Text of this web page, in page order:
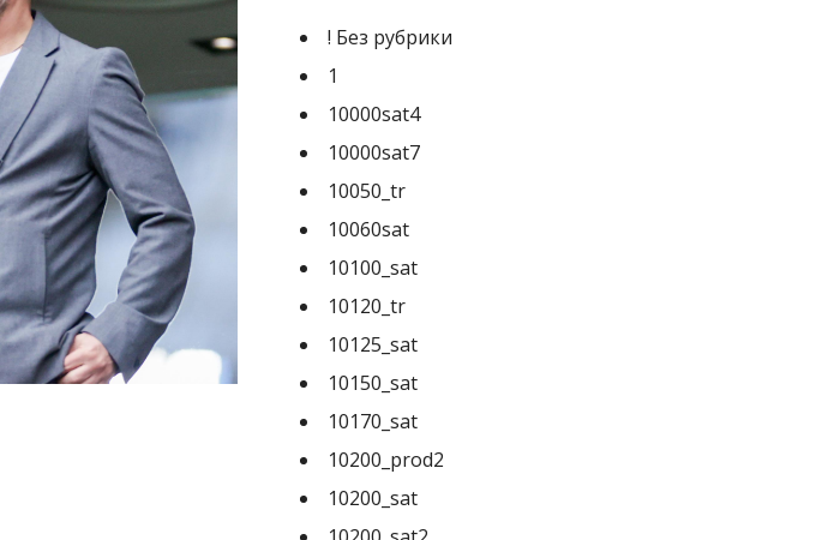
! Без рубрики
1
10000sat4
10000sat7
10050_tr
10060sat
10100_sat
10120_tr
10125_sat
10150_sat
10170_sat
10200_prod2
10200_sat